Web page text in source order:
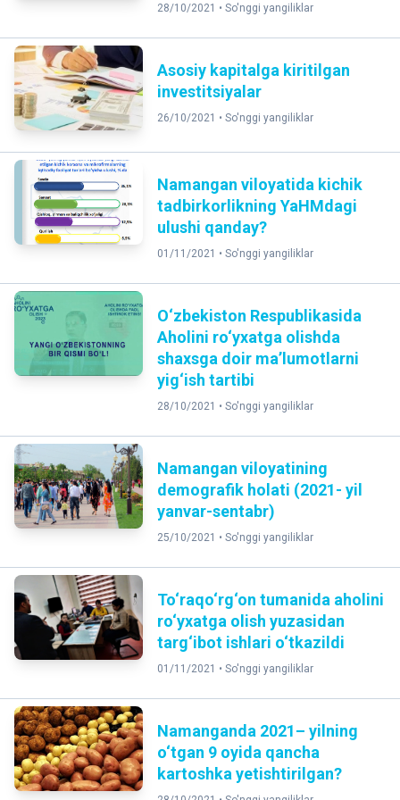
28/10/2021 • So'nggi yangiliklar
Asosiy kapitalga kiritilgan
investitsiyalar
26/10/2021 • So'nggi yangiliklar
Namangan viloyatida kichik
tadbirkorlikning YaHMdagi
ulushi qanday?
01/11/2021 • So'nggi yangiliklar
O‘zbekiston Respublikasida
Аholini ro‘yxatga olishda
shaxsga doir maʼlumotlarni
yig‘ish tartibi
28/10/2021 • So'nggi yangiliklar
Namangan viloyatining
demografik holati (2021- yil
yanvar-sentabr)
25/10/2021 • So'nggi yangiliklar
To‘raqo‘rg‘on tumanida aholini
ro‘yxatga olish yuzasidan
targ‘ibot ishlari o‘tkazildi
01/11/2021 • So'nggi yangiliklar
Namanganda 2021– yilning
o‘tgan 9 oyida qancha
kartoshka yetishtirilgan?